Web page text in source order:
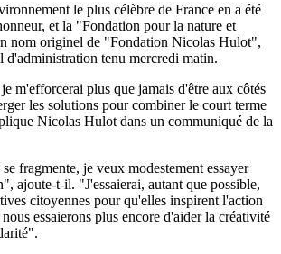
le plus célèbre de France en a été
et la "Fondation pour la nature et
nom originel de "Fondation Nicolas Hulot",
d'administration tenu mercredi matin.
m'efforcerai plus que jamais d'être aux côtés
les solutions pour combiner le court terme
Nicolas Hulot dans un communiqué de la
fragmente, je veux modestement essayer
ajoute-t-il. "J'essaierai, autant que possible,
citoyennes pour qu'elles inspirent l'action
essaierons plus encore d'aider la créativité